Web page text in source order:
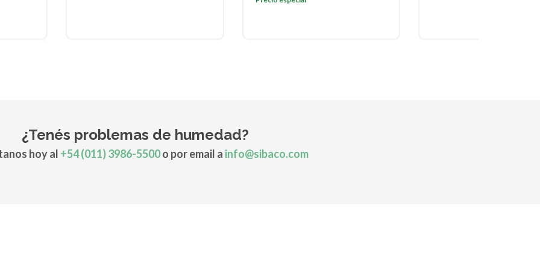
¿Tenés problemas de humedad?
hoy al +54 (011) 3986-5500o por email a info@sibaco.com